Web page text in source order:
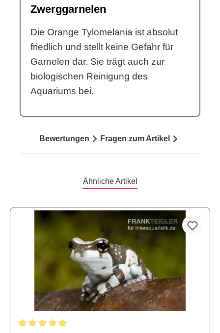
Zwerggarnelen
Die Orange Tylomelania ist absolut
friedlich und stellt keine Gefahr für
Garnelen dar. Sie trägt auch zur
biologischen Reinigung des
Aquariums bei.
Bewertungen Fragen zum Artikel
Ähnliche Artikel